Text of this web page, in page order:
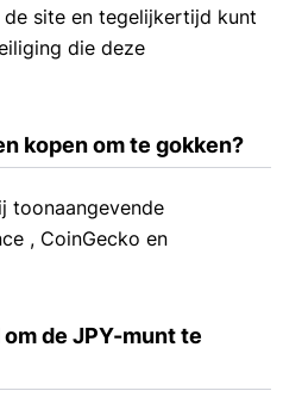
site en tegelijkertijd kunt
die deze
kopen om te gokken?
toonaangevende
, CoinGecko en